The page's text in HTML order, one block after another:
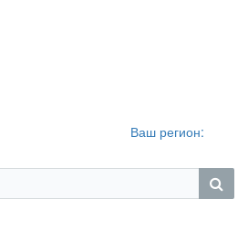
Ваш регион: